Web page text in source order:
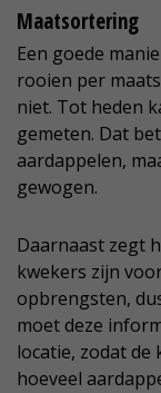
Maatsortering
Een goede
rooien per
niet. Tot heden
gemeten. Dat
aardappelen,
gewogen.
Daarnaast zegt
kwekers zijn
opbrengsten,
moet deze
locatie, zodat de
hoeveel